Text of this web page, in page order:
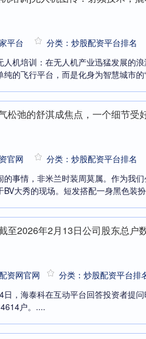
平台 分类：炒股配资平台排名
人机培训：在无人机产业迅猛发展的
的飞行平台，而是化身为智慧城市的
松弛的舒淇成焦点，一个细节受
官网 分类：炒股配资平台排名
的事情，非米兰时装周莫属。作为我
BV大秀的现场。短发搭配一身黑色装
至2026年2月13日公司股东总户
资网官网 分类：炒股配资平台排
，海泰科在互动平台回答投资者提
户。....